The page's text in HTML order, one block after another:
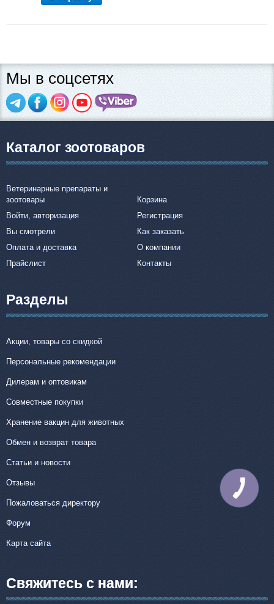
Мы в соцсетях
Каталог зоотоваров
Ветеринарные препараты и
зоотовары
Корзина
Войти, авторизация
Регистрация
Вы смотрели
Как заказать
Оплата и доставка
О компании
Прайслист
Контакты
Разделы
Акции, товары со скидкой
Персональные рекомендации
Дилерам и оптовикам
Совместные покупки
Хранение вакцин для животных
Обмен и возврат товара
Статьи и новости
Отзывы
Пожаловаться директору
Форум
Карта сайта
Свяжитесь с нами:
КНОПКА
СВЯЗИ